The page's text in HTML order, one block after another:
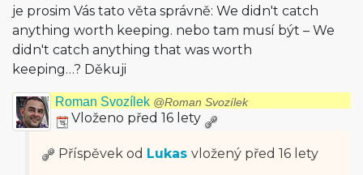
je prosim Vás tato věta správně: We didn't catch
anything worth keeping. nebo tam musí být – We
didn't catch anything that was worth
keeping…? Děkuji
Roman Svozílek @Roman Svozílek
Vloženo před 16 lety
Příspěvek od Lukas vložený před 16 lety